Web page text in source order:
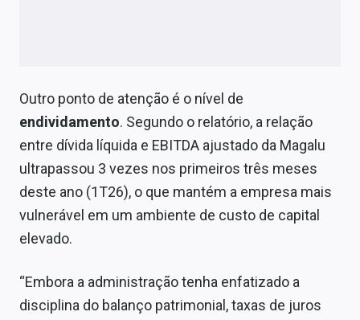
Outro ponto de atenção é o nível de
endividamento. Segundo o relatório, a relação
entre dívida líquida e EBITDA ajustado da Magalu
ultrapassou 3 vezes nos primeiros três meses
deste ano (1T26), o que mantém a empresa mais
vulnerável em um ambiente de custo de capital
elevado.
“Embora a administração tenha enfatizado a
disciplina do balanço patrimonial, taxas de juros